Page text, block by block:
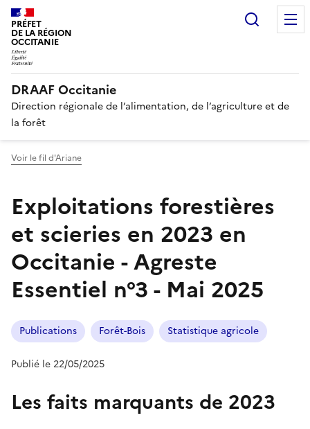
Panneau de gestion des cookies
PRÉFET
DE LA RÉGION
OCCITANIE
DRAAF Occitanie
Direction régionale de l’alimentation, de l’agriculture et de
la forêt
Voir le fil d'Ariane
Exploitations forestières
et scieries en 2023 en
Occitanie - Agreste
Essentiel n°3 - Mai 2025
Publications Forêt-Bois Statistique agricole
Publié le 22/05/2025
Les faits marquants de 2023